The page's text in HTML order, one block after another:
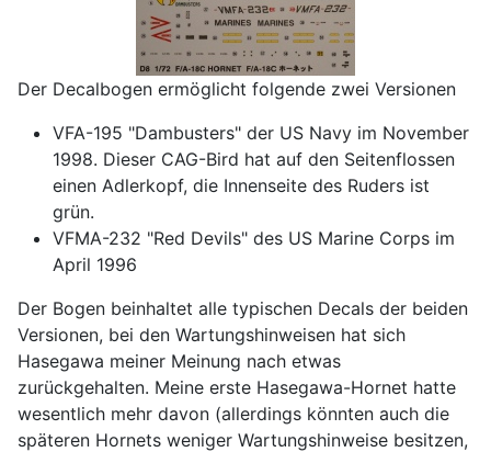
Der Decalbogen ermöglicht folgende zwei Versionen
VFA-195 "Dambusters" der US Navy im November
1998. Dieser CAG-Bird hat auf den Seitenflossen
einen Adlerkopf, die Innenseite des Ruders ist
grün.
VFMA-232 "Red Devils" des US Marine Corps im
April 1996
Der Bogen beinhaltet alle typischen Decals der beiden
Versionen, bei den Wartungshinweisen hat sich
Hasegawa meiner Meinung nach etwas
zurückgehalten. Meine erste Hasegawa-Hornet hatte
wesentlich mehr davon (allerdings könnten auch die
späteren Hornets weniger Wartungshinweise besitzen,